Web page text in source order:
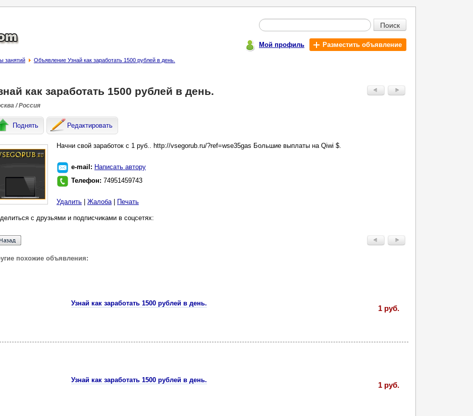
Поиск
Мой профиль Разместить объявление
занятий Объявление Узнай как заработать 1500 рублей в день.
как заработать 1500 рублей в день.
/ Россия
Поднять Редактировать
Начни свой заработок с 1 руб.. http://vsegorub.ru/?ref=wse35gas Большие выплаты на Qiwi $.
e-mail: Написать автору
Телефон: 74951459743
Удалить Жалоба| Печать
с друзьями и подписчиками в соцсетях:
похожие объявления:
Узнай как заработать 1500 рублей в день.
1 руб.
Узнай как заработать 1500 рублей в день.
1 руб.